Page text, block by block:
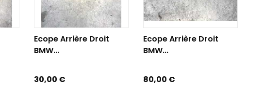
AJOUTER AU PANIER
Ecope Arrière Droit
BMW...
Prix
30,00 €
Ecope Arrière Droit
BMW...
Prix
80,00 €